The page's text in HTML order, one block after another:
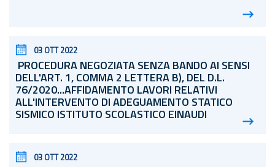
03 OTT 2022
PROCEDURA NEGOZIATA SENZA BANDO AI SENSI
DELL'ART. 1, COMMA 2 LETTERA B), DEL D.L.
76/2020...AFFIDAMENTO LAVORI RELATIVI
ALL'INTERVENTO DI ADEGUAMENTO STATICO
SISMICO ISTITUTO SCOLASTICO EINAUDI
03 OTT 2022